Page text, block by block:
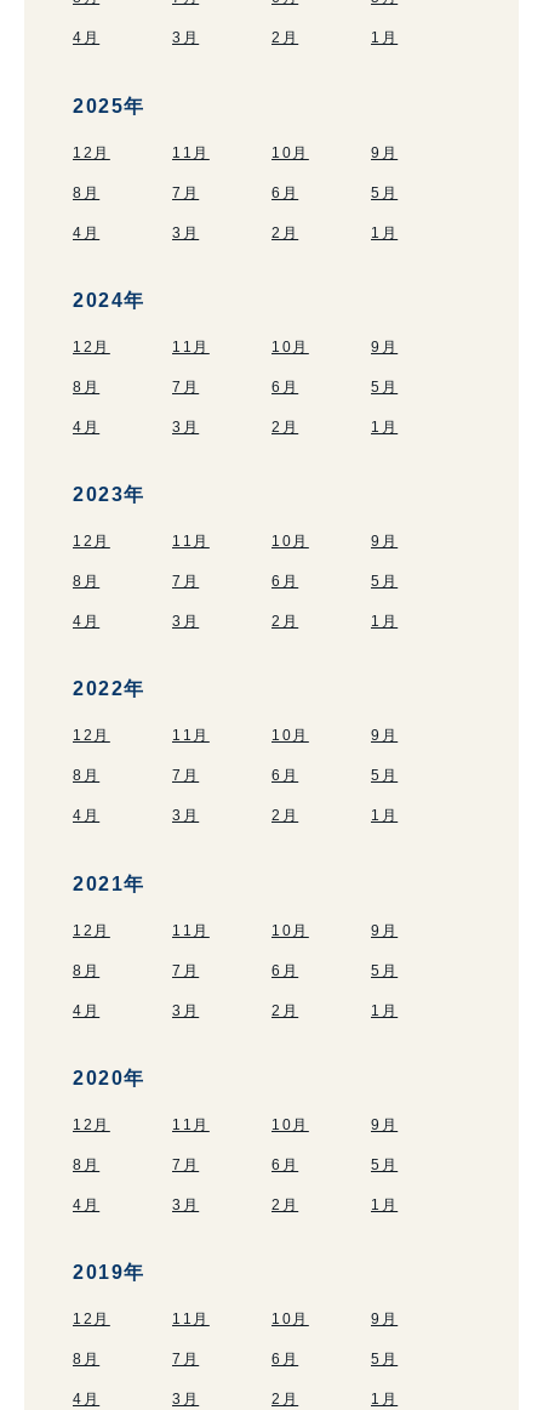
4月 3月 2月 1月
2025年
12月 11月 10月 9月
8月 7月 6月 5月
4月 3月 2月 1月
2024年
12月 11月 10月 9月
8月 7月 6月 5月
4月 3月 2月 1月
2023年
12月 11月 10月 9月
8月 7月 6月 5月
4月 3月 2月 1月
2022年
12月 11月 10月 9月
8月 7月 6月 5月
4月 3月 2月 1月
2021年
12月 11月 10月 9月
8月 7月 6月 5月
4月 3月 2月 1月
2020年
12月 11月 10月 9月
8月 7月 6月 5月
4月 3月 2月 1月
2019年
12月 11月 10月 9月
8月 7月 6月 5月
4月 3月 2月 1月